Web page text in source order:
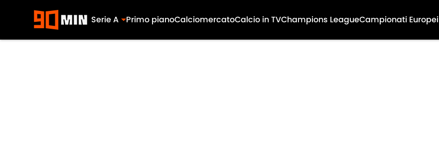
Serie A Primo pianoCalciomercatoCalcio in TVChampions LeagueCampionati Europei